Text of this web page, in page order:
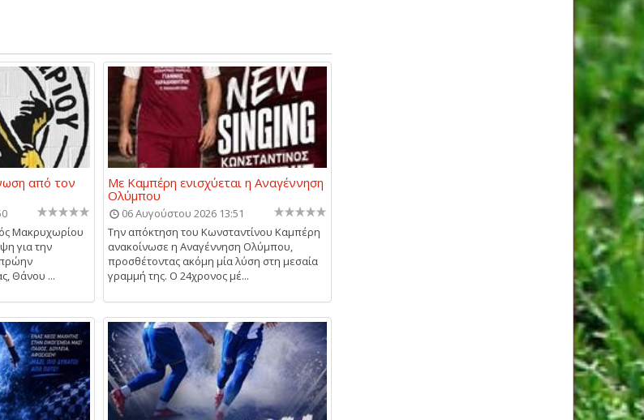
από τον
Μακρυχωρίου
για την
Θάνου ...
Με Καμπέρη ενισχύεται η Αναγέννηση
Ολύμπου
06 Αυγούστου 2026 13:51
Την απόκτηση του Κωνσταντίνου Καμπέρη
ανακοίνωσε η Αναγέννηση Ολύμπου,
προσθέτοντας ακόμη μία λύση στη μεσαία
γραμμή της. Ο 24χρονος μέ...